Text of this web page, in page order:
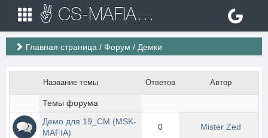
✌ CS-MAFIA.RU ✌ Игровые сервера Counter Strike 1.6
Главная страница / Форум / Демки
Название темы Ответов Автор
Темы форума
Демо для 19_CM (MSK-
MAFIA)
0 Mister Zed